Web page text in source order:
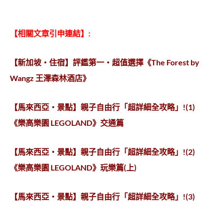
【相關文章引申連結】:
【新加坡‧住宿】評鑑第一‧超值選擇《The Forest by
Wangz 王澤森林酒店》
【馬來西亞‧景點】親子自由行「超詳細全攻略」!(1)
《樂高樂園 LEGOLAND》交通篇
【馬來西亞‧景點】親子自由行「超詳細全攻略」!(2)
《樂高樂園 LEGOLAND》玩樂篇(上)
【馬來西亞‧景點】親子自由行「超詳細全攻略」!(3)